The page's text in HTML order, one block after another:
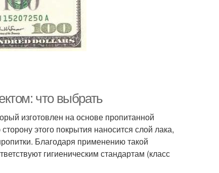
что выбрать
изготовлен на основе пропитанной
этого покрытия наносится слой лака,
Благодаря применению такой
гигиеническим стандартам (класс